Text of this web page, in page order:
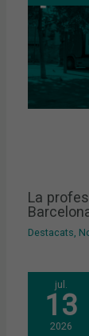
La
Destacats
jul.
13
2026